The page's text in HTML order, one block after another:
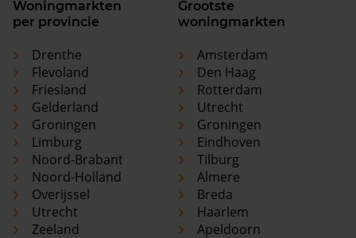
Woningmarkten
per provincie
Drenthe
Flevoland
Friesland
Gelderland
Groningen
Limburg
Noord-Brabant
Noord-Holland
Overijssel
Utrecht
Zeeland
Grootste
woningmarkten
Amsterdam
Den Haag
Rotterdam
Utrecht
Groningen
Eindhoven
Tilburg
Almere
Breda
Haarlem
Apeldoorn